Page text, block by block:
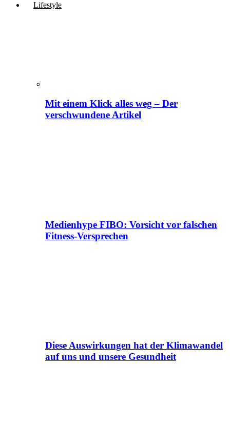
Lifestyle
Mit einem Klick alles weg – Der
verschwundene Artikel
Medienhype FIBO: Vorsicht vor falschen
Fitness-Versprechen
Diese Auswirkungen hat der Klimawandel
auf uns und unsere Gesundheit